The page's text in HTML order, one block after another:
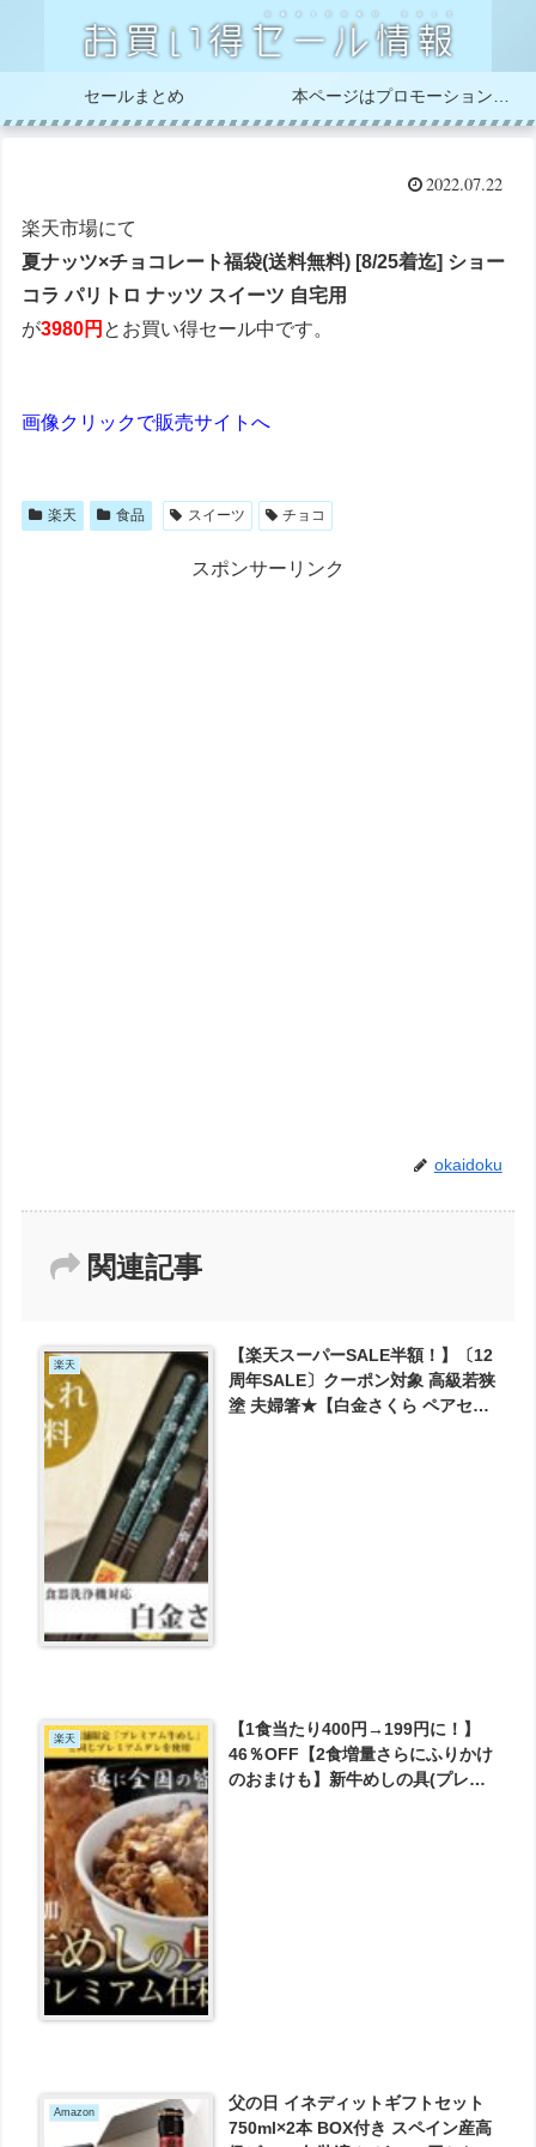
セールまとめ
2022.07.22
楽天市場にて
夏ナッツ×チョコレート福袋(送料無料) [8/25着迄] ショー
コラ パリトロ ナッツ スイーツ 自宅用
が3980円 とお買い得セール中です。
画像クリックで販売サイトへ
楽天 食品 スイーツ チョコ
スポンサーリンク
okaidoku
関連記事
楽天
【楽天スーパーSALE半額！】〔12
周年SALE〕クーポン対象 高級若狭
塗 夫婦箸★【白金さくら ペアセッ
楽天
【1食当たり400円→199円に！】
46％OFF【2食増量さらにふりかけ
のおまけも】新牛めしの具(プレミ
Amazon
父の日 イネディットギフトセット
750ml×2本 BOX付き スペイン産高